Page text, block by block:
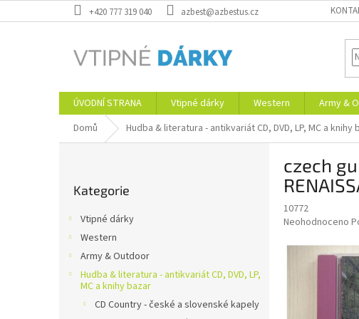
na
+420 777 319 040 azbest@azbestus.cz
ÚVODNÍ STRANA Vtipné dárky Western Army &
Domů
Hudba & literatura - antikvariát CD, DVD, LP, MC a knihy
kategorie
Kategorie
Vtipné dárky
Western
Army & Outdoor
Hudba & literatura - antikvariát CD, DVD, LP,
MC a knihy bazar
CD Country - české a slovenské kapely
czech
10772
Průměrné
produktu
Neohodnoceno